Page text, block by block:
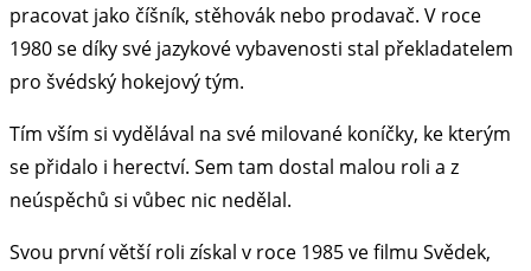
pracovat jako číšník, stěhovák nebo prodavač. V roce
1980 se díky své jazykové vybavenosti stal překladatelem
pro švédský hokejový tým.
Tím vším si vydělával na své milované koníčky, ke kterým
se přidalo i herectví. Sem tam dostal malou roli a z
neúspěchů si vůbec nic nedělal.
Svou první větší roli získal v roce 1985 ve filmu Svědek,